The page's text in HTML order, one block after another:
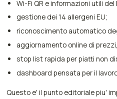
Wi-Fi QR e informazioni utili del
gestione dei 14 allergeni EU;
riconoscimento automatico
aggiornamento online di
stop list rapida per piatti non
dashboard pensata per il
Questo e' il punto editoriale piu'